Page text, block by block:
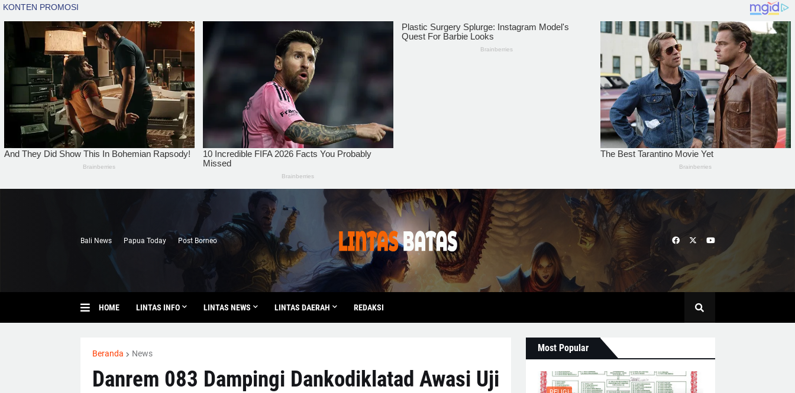
Bali News Papua Today Post Borneo
HOME LINTAS INFO LINTAS NEWS LINTAS DAERAH REDAKSI
Beranda News
Danrem 083 Dampingi Dankodiklatad Awasi Uji
Most Popular